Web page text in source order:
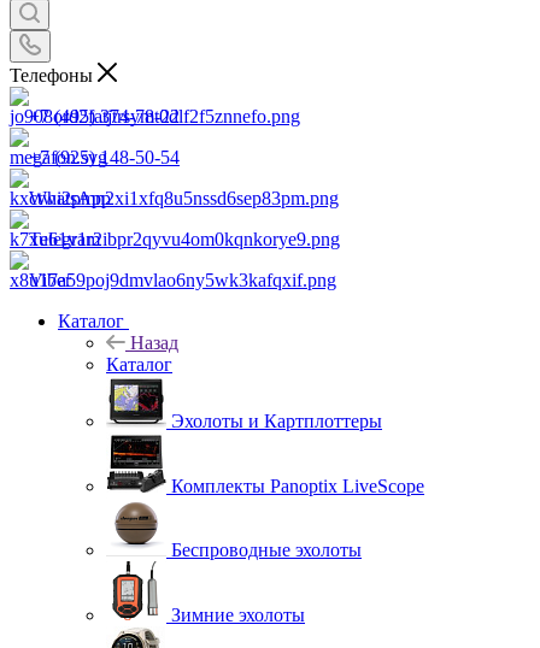
Телефоны
+7 (495) 374-78-22
+7 (925) 148-50-54
WhatsApp
Telegram
Viber
Каталог
Назад
Каталог
Эхолоты и Картплоттеры
Комплекты Panoptix LiveScope
Беспроводные эхолоты
Зимние эхолоты